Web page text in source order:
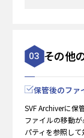
03 その他
保管後のファ
SVF Archiverに保
ファイルの移動
パティを参照し